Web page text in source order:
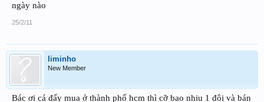
ngày nào
25/2/11
liminho
New Member
Bác ơi cá đấy mua ở thành phố hcm thì cỡ bao nhiu 1 đôi và bán